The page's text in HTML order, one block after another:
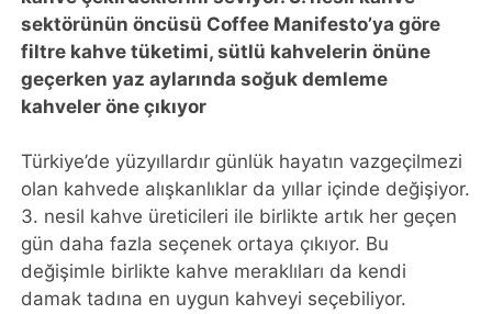
sektörünün öncüsü Coffee Manifesto’ya göre
filtre kahve tüketimi, sütlü kahvelerin önüne
geçerken yaz aylarında soğuk demleme
kahveler öne çıkıyor
Türkiye’de yüzyıllardır günlük hayatın vazgeçilmezi
olan kahvede alışkanlıklar da yıllar içinde değişiyor.
3. nesil kahve üreticileri ile birlikte artık her geçen
gün daha fazla seçenek ortaya çıkıyor. Bu
değişimle birlikte kahve meraklıları da kendi
damak tadına en uygun kahveyi seçebiliyor.